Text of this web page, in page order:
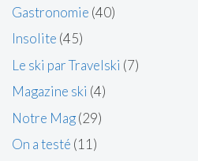
Gastronomie (40)
Insolite (45)
Le ski par Travelski (7)
Magazine ski (4)
Notre Mag(29)
On a testé (11)